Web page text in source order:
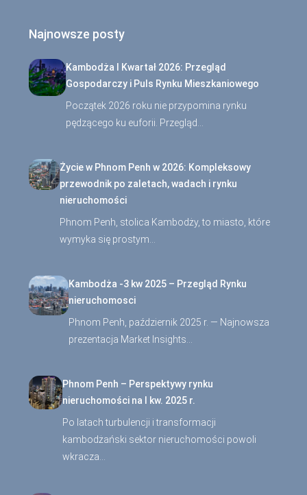
Najnowsze posty
Kambodża I Kwartał 2026: Przegląd
Gospodarczy i Puls Rynku Mieszkaniowego
Początek 2026 roku nie przypomina rynku
pędzącego ku euforii. Przegląd…
Życie w Phnom Penh w 2026: Kompleksowy
przewodnik po zaletach, wadach i rynku
nieruchomości
Phnom Penh, stolica Kambodży, to miasto, które
wymyka się prostym…
Kambodża -3 kw 2025 – Przegląd Rynku
nieruchomosci
Phnom Penh, październik 2025 r. — Najnowsza
prezentacja Market Insights…
Phnom Penh – Perspektywy rynku
nieruchomości na I kw. 2025 r.
Po latach turbulencji i transformacji
kambodżański sektor nieruchomości powoli
wkracza…